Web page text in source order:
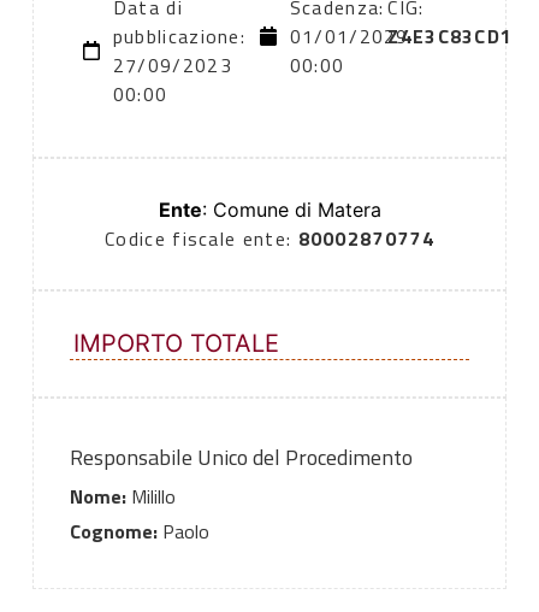
Data di
pubblicazione:
27/09/2023
00:00
Scadenza:
01/01/2029
00:00
CIG:
Z4E3C83CD1
Ente: Comune di Matera
Codice fiscale ente: 80002870774
IMPORTO TOTALE
Responsabile Unico del Procedimento
Nome:Milillo
Cognome:Paolo